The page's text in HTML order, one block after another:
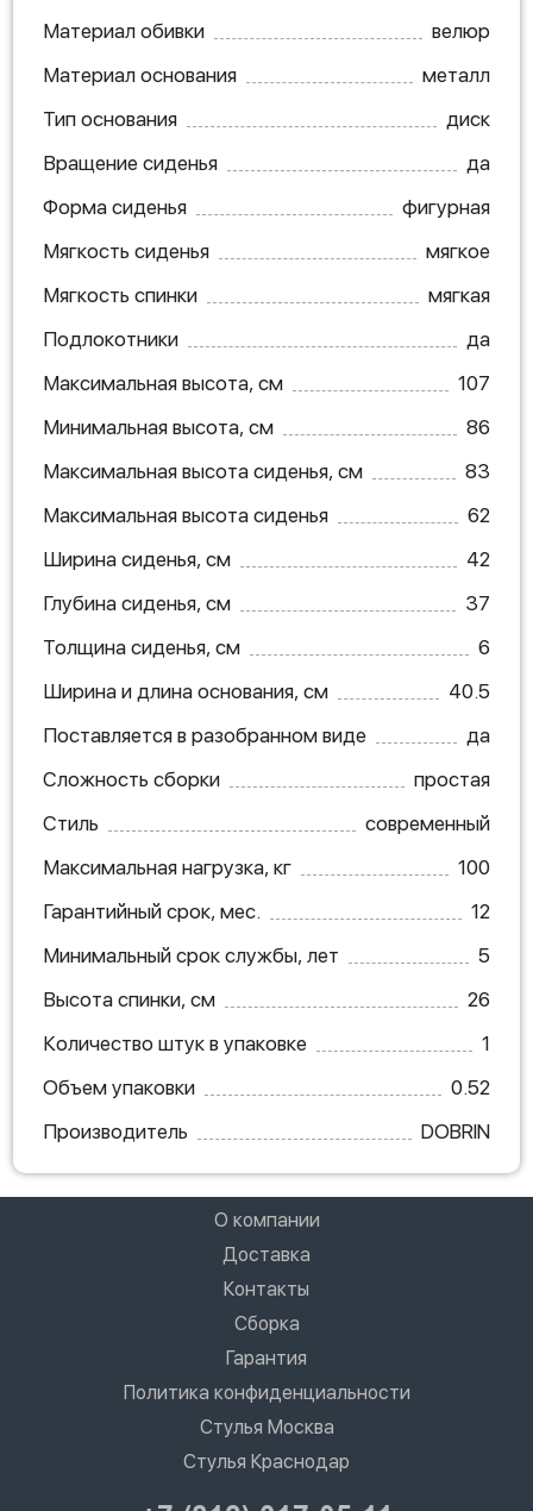
Материал обивки
велюр
Материал основания
металл
Тип основания
диск
Вращение сиденья
да
Форма сиденья
фигурная
Мягкость сиденья
мягкое
Мягкость спинки
мягкая
Подлокотники
да
Максимальная высота, см
107
Минимальная высота, см
86
Максимальная высота сиденья, см
83
Максимальная высота сиденья
62
Ширина сиденья, см
42
Глубина сиденья, см
37
Толщина сиденья, см
6
Ширина и длина основания, см
40.5
Поставляется в разобранном виде
да
Сложность сборки
простая
Стиль
современный
Максимальная нагрузка, кг
100
Гарантийный срок, мес.
12
Минимальный срок службы, лет
5
Высота спинки, см
26
Количество штук в упаковке
1
Объем упаковки
0.52
Производитель
DOBRIN
О компании
Доставка
Контакты
Сборка
Гарантия
Политика конфиденциальности
Стулья Москва
Стулья Краснодар